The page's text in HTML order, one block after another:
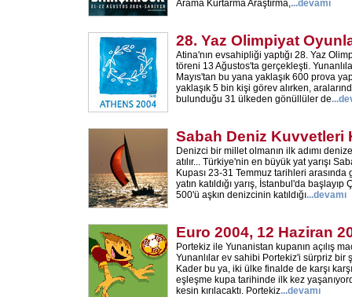
Arama Kurtarma Araştırma,...devamı
28. Yaz Olimpiyat
Atina'nın evsahipliği yaptığı 28. Yaz
töreni 13 Ağustos'ta gerçekleşti.
Mayıs'tan bu yana yaklaşık 600 prova
yaklaşık 5 bin kişi görev alırken,
bulunduğu 31 ülkeden gönüllüler de...
Sabah Deniz Kuvvetleri
Denizci bir millet olmanın ilk adımı
atılır... Türkiye'nin en büyük yat yarışı
Kupası 23-31 Temmuz tarihleri arasında
yatın katıldığı yarış, İstanbul'da
500'ü aşkın denizcinin katıldığı...devamı
Euro 2004, 12 Haziran
Portekiz ile Yunanistan kupanın açılış
Yunanlılar ev sahibi Portekiz'i sürpriz bir
Kader bu ya, iki ülke finalde de karşı
eşleşme kupa tarihinde ilk kez
kesin kırılacaktı. Portekiz...devamı